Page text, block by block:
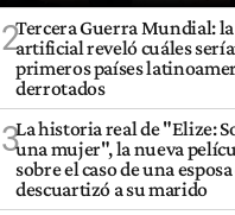
2Tercera Guerra Mundial:
artificial reveló cuáles
primeros países
derrotados
3La historia real de "Elize:
una mujer", la nueva
sobre el caso de una
descuartizó a su marido